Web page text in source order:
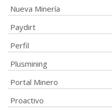
Nueva Minería
Paydirt
Perfil
Plusmining
Portal Minero
Proactivo